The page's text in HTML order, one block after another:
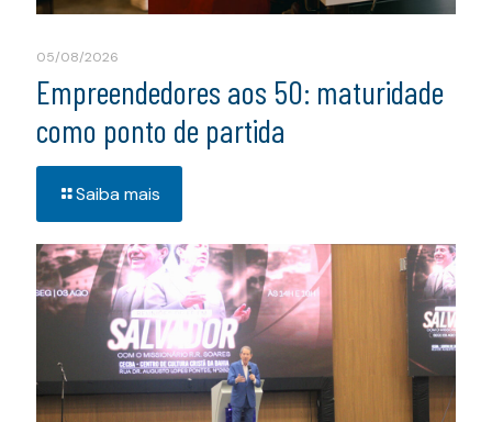
05/08/2026
Empreendedores aos 50: maturidade
como ponto de partida
Saiba mais